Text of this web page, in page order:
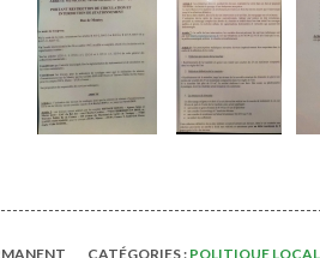
CATÉGORIES : POLITIQUE